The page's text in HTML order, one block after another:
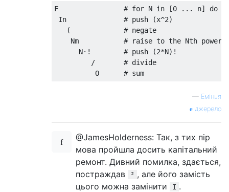
F                # for N in [0 ... n] do
In              # push (x^2)
   (             # negate
    Nm           # raise to the Nth power
      N·!        # push (2*N)!
         /       # divide
— Емінья
джерело
@JamesHolderness: Так, з тих пір
мова пройшла досить капітальний
ремонт. Дивний помилка, здається,
постраждав
² , але його замість
цього можна замінити
I .